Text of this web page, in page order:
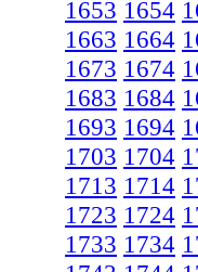
1653 1654
1663 1664
1673 1674
1683 1684
1693 1694
1703 1704
1713 1714
1723 1724
1733 1734